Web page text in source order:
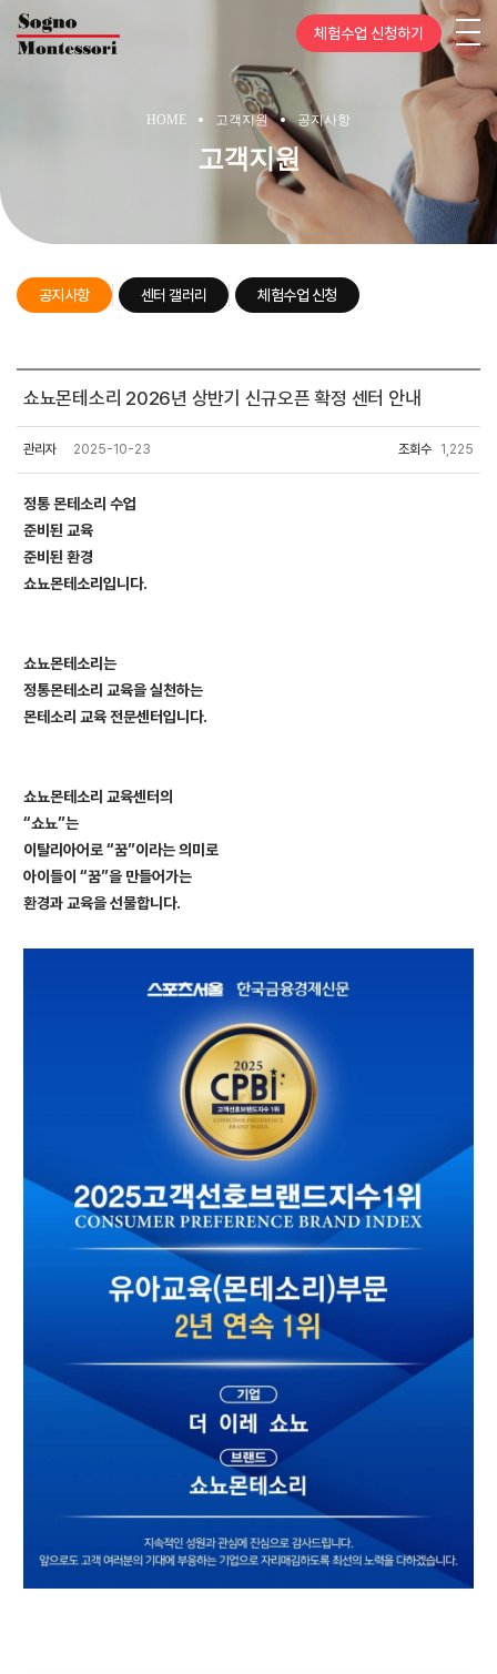
체험수업 신청하기
HOME 고객지원 공지사항
고객지원
공지사항 센터 갤러리 체험수업 신청
안내
쇼뇨몬테소리 2026년 상반기 신규오픈 확정 센터 안내
관리자 2025-10-23 조회수 1,225
정통 몬테소리 수업
준비된 교육
준비된 환경
쇼뇨몬테소리입니다.
쇼뇨몬테소리는
정통몬테소리 교육을 실천하는
몬테소리 교육 전문센터입니다.
쇼뇨몬테소리 교육센터의
“쇼뇨”는
이탈리아어로 “꿈”이라는 의미로
아이들이 “꿈”을 만들어가는
환경과 교육을 선물합니다.